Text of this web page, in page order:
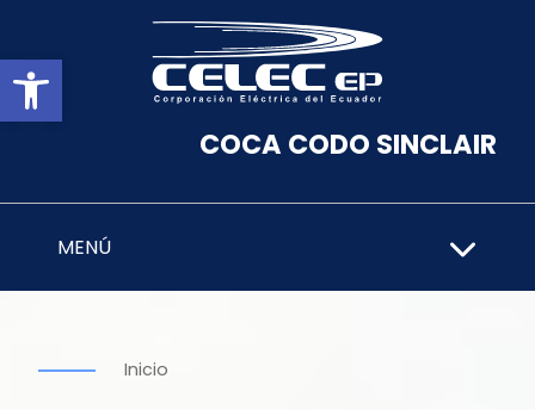
Abrir barra de herramientas
COCA CODO SINCLAIR
MENÚ
Inicio